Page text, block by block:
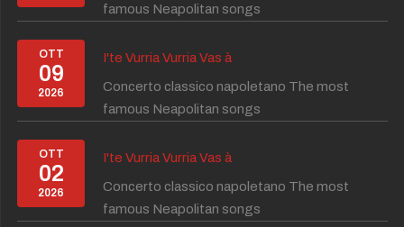
famous Neapolitan songs
OTT
09
2026
I'te Vurria Vurria Vas à
Concerto classico napoletano The most
famous Neapolitan songs
OTT
02
2026
I'te Vurria Vurria Vas à
Concerto classico napoletano The most
famous Neapolitan songs